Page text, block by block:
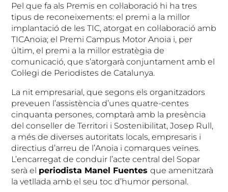
Pel que fa als Premis en col·laboració hi ha tres
tipus de reconeixements: el premi a la millor
implantació de les TIC, atorgat en col·laboració amb
TICAnoia; el Premi Campus Motor Anoia i, per
últim, el premi a la millor estratègia de
comunicació, que s’atorgarà conjuntament amb el
Col·legi de Periodistes de Catalunya.
La nit empresarial, que segons els organitzadors
preveuen l’assistència d’unes quatre-centes
cinquanta persones, comptarà amb la presència
del conseller de Territori i Sostenibilitat, Josep Rull,
a més de diverses autoritats locals, empresaris i
directius d’arreu de l’Anoia i comarques veïnes.
L’encarregat de conduir l’acte central del Sopar
serà el periodista Manel Fuentesque amenitzarà
la vetllada amb el seu toc d’humor personal.